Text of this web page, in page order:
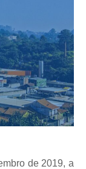
de 2019, a